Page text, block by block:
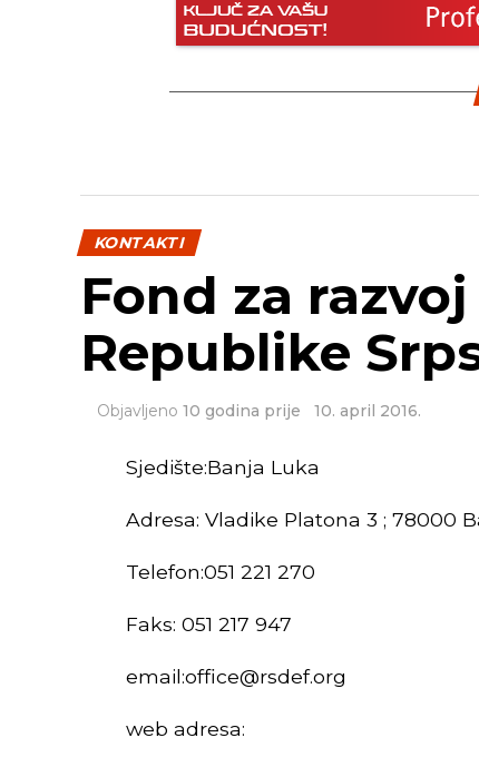
KONTAKTI
Fond za
Republike
Objavljeno 10 godina prije 10. april 2016.
Sjedište:Banja Luka
Adresa: Vladike Platona 3 ; 78000
Telefon:051 221 270
Faks: 051 217 947
email:office@rsdef.org
web adresa: